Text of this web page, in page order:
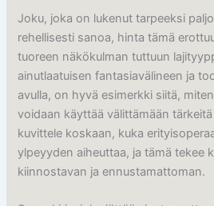
Joku, joka on lukenut tarpeeksi
rehellisesti sanoa, hinta tämä
tuoreen näkökulman tuttuun
ainutlaatuisen fantasiavälineen ja
avulla, on hyvä esimerkki siitä,
voidaan käyttää välittämään
kuvittele koskaan, kuka
ylpeyyden aiheuttaa, ja tämä tekee
kiinnostavan ja ennustamattoman.